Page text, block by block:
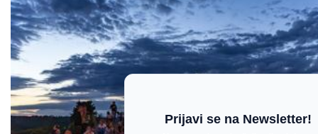
Prijavi se na Newsletter!